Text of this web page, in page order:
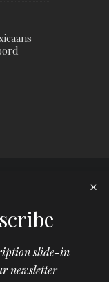
slide-in
newsletter